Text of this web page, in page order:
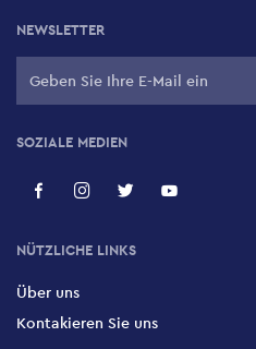
NEWSLETTER
SOZIALE MEDIEN
NÜTZLICHE LINKS
Über uns
Kontakieren Sie uns